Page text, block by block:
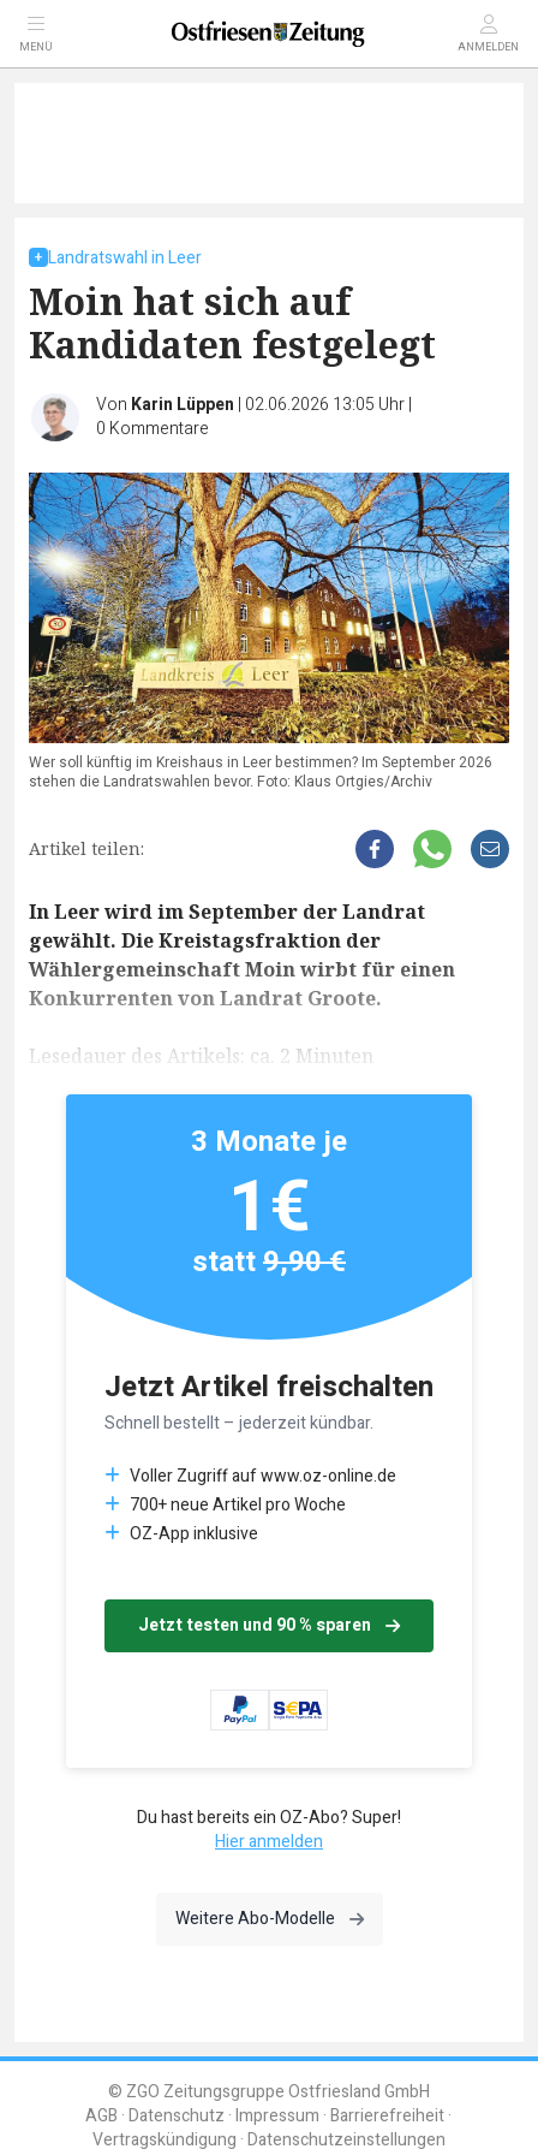
MENÜ ANMELDEN
Landratswahl in Leer
Moin hat sich auf
Kandidaten festgelegt
Von Karin Lüppen | 02.06.2026 13:05 Uhr|
0 Kommentare
Wer soll künftig im Kreishaus in Leer bestimmen? Im September 2026
stehen die Landratswahlen bevor. Foto: Klaus Ortgies/Archiv
Artikel teilen:
In Leer wird im September der Landrat
gewählt. Die Kreistagsfraktion der
Wählergemeinschaft Moin wirbt für einen
Konkurrenten von Landrat Groote.
Lesedauer des Artikels: ca. 2 Minuten
Jetzt Artikel freischalten
Schnell bestellt – jederzeit kündbar.
Voller Zugriff auf www.oz-online.de
700+ neue Artikel pro Woche
OZ-App inklusive
Jetzt testen und 90 % sparen
3 Monate je
1€
statt9,90 €
Du hast bereits ein OZ-Abo? Super!
Hier anmelden
Weitere Abo-Modelle
© ZGO Zeitungsgruppe Ostfriesland GmbH
AGB Datenschutz Impressum Barrierefreiheit
Vertragskündigung Datenschutzeinstellungen